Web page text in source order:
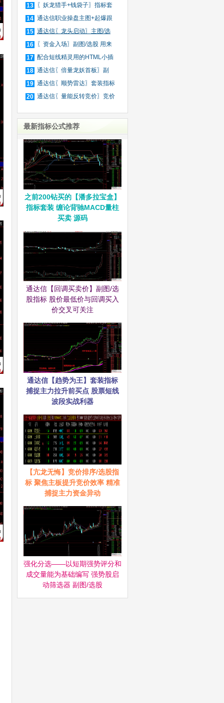
指
13
〖妖龙猎手+钱袋子〗指标套
装
14 通达信职业操盘主图+起爆跟
庄
15 通达信〖龙头启动〗主图/选
股
16
〖资金入场〗副图/选股 用来
抓
17 配合短线精灵用的HTML小插
件
18 通达信〖倍量龙妖首板〗副
图/
19 通达信〖顺势雷达〗套装指标
20 通达信〖量能反转竞价〗竞价
最新指标公式推荐
之前200钻买的【潘多拉宝盒】
指标套装 缠论背驰MACD量柱
买卖 源码
通达信【回调买卖价】副图/选
股指标 股价最低价与回调买入
价交叉可关注
通达信【趋势为王】套装指标
捕捉主力拉升前买点 股票短线
波段实战利器
【亢龙无悔】竞价排序/选股指
标 聚焦主板提升竞价效率 精准
捕捉主力资金异动
强化分选——以短期强势评分和
成交量能为基础编写 强势股启
动筛选器‌ 副图/选股